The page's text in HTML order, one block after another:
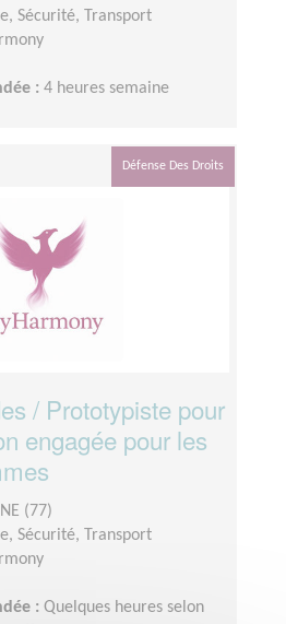
Sécurité, Transport
: 4 heures semaine
Défense Des Droits
/ Prototypiste pour
engagée pour les
(77)
Sécurité, Transport
: Quelques heures selon